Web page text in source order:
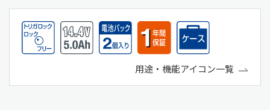
用途・機能アイコン一覧